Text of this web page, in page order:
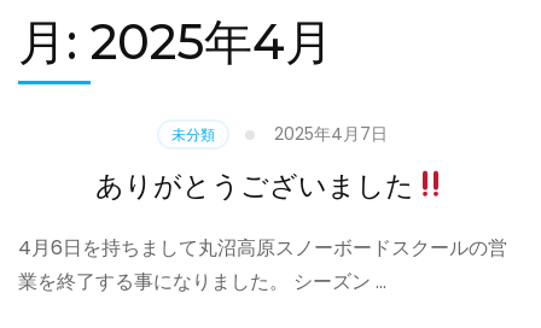
月: 2025年4月
未分類 2025年4月7日
ありがとうございました
4月6日を持ちまして丸沼高原スノーボードスクールの営
業を終了する事になりました。 シーズン …